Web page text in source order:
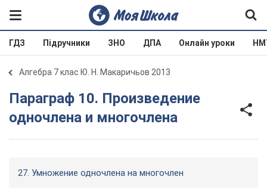
ГДЗ Підручники ЗНО ДПА Онлайн уроки
Алгебра 7 клас Ю. Н. Макаричьов 2013
Параграф 10. Произведение
одночлена и многочлена
27. Умножение одночлена на многочлен